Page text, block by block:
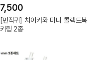
7,500
[먼작귀] 치이카와 미니 콜렉트북
키링 2종